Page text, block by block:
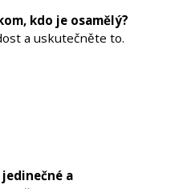
kdo je osamělý?
a uskutečněte to.
a